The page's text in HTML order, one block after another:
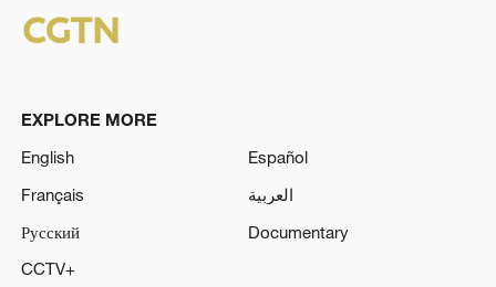
EXPLORE MORE
English
Español
Français
العربية
Русский
Documentary
CCTV+